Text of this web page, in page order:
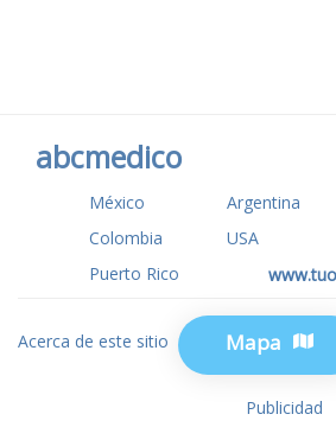
Mapa
abcmedico
México Argentina
Colombia
USA
Puerto Rico
Acerca de este sitio Privacidad
Publicidad